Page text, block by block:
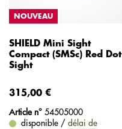
NOUVEAU
SHIELD Mini Sight
Compact (SMSc) Red Dot
Sight
315,00 €
Article n° 54505000
disponible / délai de